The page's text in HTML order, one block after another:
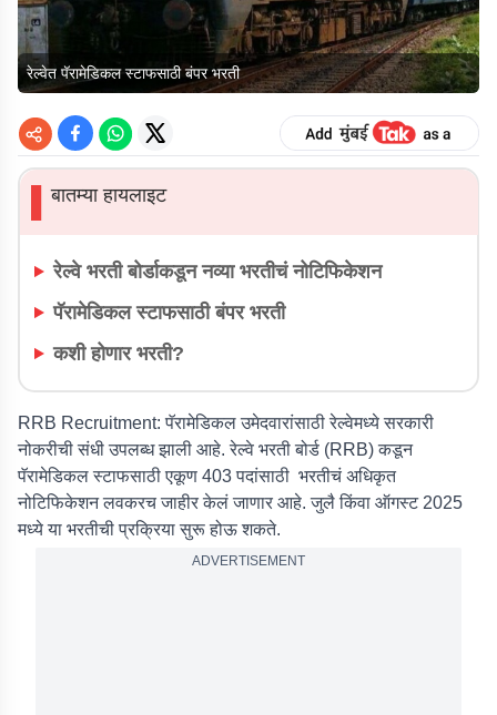
रेल्वेत पॅरामेडिकल स्टाफसाठी बंपर भरती
▌बातम्या हायलाइट
रेल्वे भरती बोर्डाकडून नव्या भरतीचं नोटिफिकेशन
पॅरामेडिकल स्टाफसाठी बंपर भरती
कशी होणार भरती?
RRB Recruitment:पॅरामेडिकल उमेदवारांसाठी रेल्वेमध्ये सरकारी
नोकरीची संधी उपलब्ध झाली आहे. रेल्वे भरती बोर्ड (RRB) कडून
पॅरामेडिकल स्टाफसाठी एकूण 403 पदांसाठी भरतीचं अधिकृत
नोटिफिकेशन लवकरच जाहीर केलं जाणार आहे. जुलै किंवा ऑगस्ट 2025
मध्ये या भरतीची प्रक्रिया सुरू होऊ शकते.
ADVERTISEMENT